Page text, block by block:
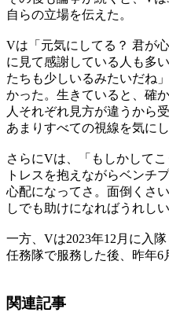
自らの立場を伝えた。
Vは「元気にしてる？ 君が
に見て感謝している人も多
たちも少しいるみたいだね
かった。生きていると、確
人それぞれ見方が違うから
あまりすべての視線を気に
さらにVは、「もしかして
トレスを抱えながらベンチ
心配になってさ。面倒くさ
しでも助けになればうれし
一方、Vは2023年12月に入
任務隊で服務した後、昨年6
関連記事